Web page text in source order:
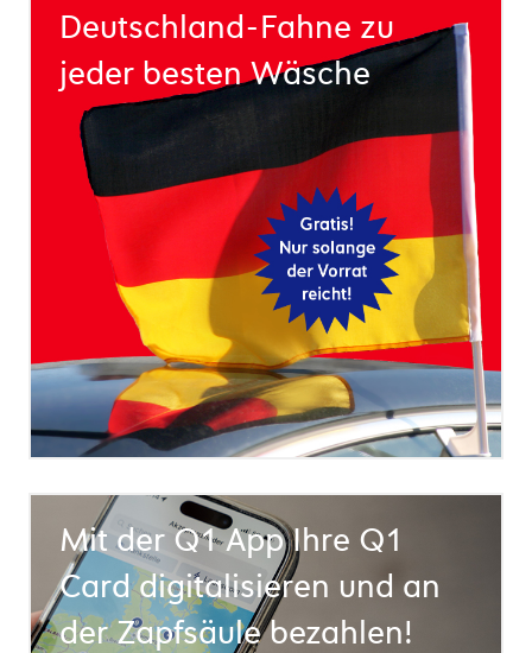
Deutschland-Fahne zu
jeder besten Wäsche
Mit der Q1 App Ihre Q1
Card digitalisieren und an
der Zapfsäule bezahlen!